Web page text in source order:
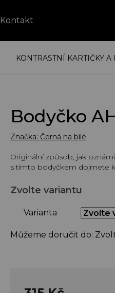
Kontakt
KONTRASTNÍ KARTIČKY A
Bodyčko
Značka: Černá na bílé
Zvolte variantu
Varianta
Můžeme doručit do:
Originální způsob, jak
s tímto bodyčkem dojmete